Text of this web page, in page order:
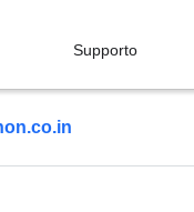
Supporto